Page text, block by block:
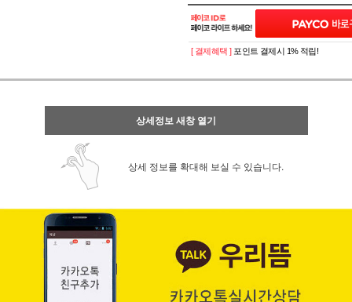
[ 결제혜택 ] 포인트 결제시 1% 적립!
상세정보 새창 열기
상세 정보를 확대해 보실 수 있습니다.